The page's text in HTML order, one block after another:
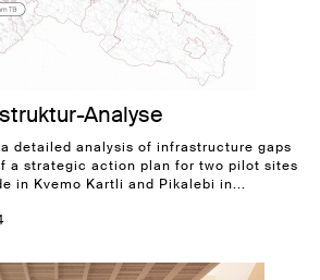
Analyse
detailed analysis of infrastructure gaps
a strategic action plan for two pilot sites
in Kvemo Kartli and Pikalebi in...